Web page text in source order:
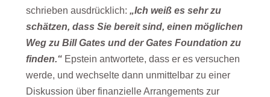
schrieben ausdrücklich: „Ich weiß es sehr zu
schätzen, dass Sie bereit sind, einen möglichen
Weg zu Bill Gates und der Gates Foundation zu
finden.“Epstein antwortete, dass er es versuchen
werde, und wechselte dann unmittelbar zu einer
Diskussion über finanzielle Arrangements zur